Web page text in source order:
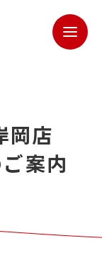
岡店
案内